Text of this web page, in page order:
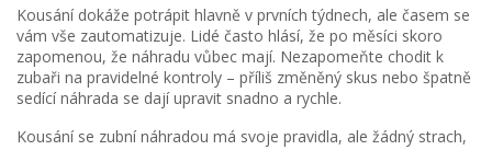
Kousání dokáže potrápit hlavně v prvních týdnech, ale časem se
vám vše zautomatizuje. Lidé často hlásí, že po měsíci skoro
zapomenou, že náhradu vůbec mají. Nezapomeňte chodit k
zubaři na pravidelné kontroly – příliš změněný skus nebo špatně
sedící náhrada se dají upravit snadno a rychle.
Kousání se zubní náhradou má svoje pravidla, ale žádný strach,